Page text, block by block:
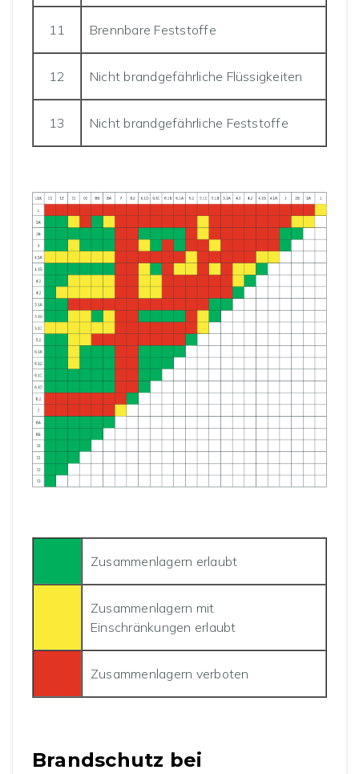
11 Brennbare Feststoffe
12 Nicht brandgefährliche Flüssigkeiten
13 Nicht brandgefährliche Feststoffe
Zusammenlagern erlaubt
Zusammenlagern mit
Einschränkungen erlaubt
Zusammenlagern verboten
Brandschutz bei